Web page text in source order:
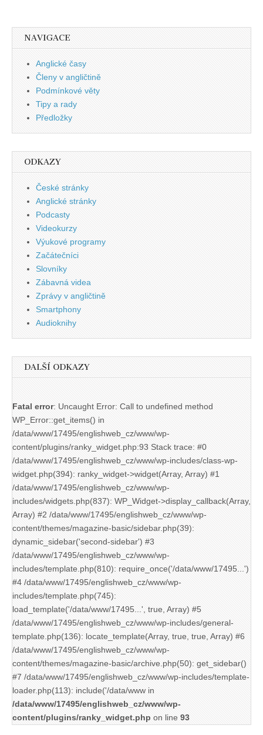
NAVIGACE
Anglické časy
Členy v angličtině
Podmínkové věty
Tipy a rady
Předložky
ODKAZY
České stránky
Anglické stránky
Podcasty
Videokurzy
Výukové programy
Začátečníci
Slovníky
Zábavná videa
Zprávy v angličtině
Smartphony
Audioknihy
DALŠÍ ODKAZY
Fatal error: Uncaught Error: Call to undefined method
WP_Error::get_items() in
/data/www/17495/englishweb_cz/www/wp-
content/plugins/ranky_widget.php:93 Stack trace: #0
/data/www/17495/englishweb_cz/www/wp-includes/class-wp-
widget.php(394): ranky_widget->widget(Array, Array) #1
/data/www/17495/englishweb_cz/www/wp-
includes/widgets.php(837): WP_Widget->display_callback(Array,
Array) #2 /data/www/17495/englishweb_cz/www/wp-
content/themes/magazine-basic/sidebar.php(39):
dynamic_sidebar('second-sidebar') #3
/data/www/17495/englishweb_cz/www/wp-
includes/template.php(810): require_once('/data/www/17495...')
#4 /data/www/17495/englishweb_cz/www/wp-
includes/template.php(745):
load_template('/data/www/17495...', true, Array) #5
/data/www/17495/englishweb_cz/www/wp-includes/general-
template.php(136): locate_template(Array, true, true, Array) #6
/data/www/17495/englishweb_cz/www/wp-
content/themes/magazine-basic/archive.php(50): get_sidebar()
#7 /data/www/17495/englishweb_cz/www/wp-includes/template-
loader.php(113): include('/data/www in
/data/www/17495/englishweb_cz/www/wp-
content/plugins/ranky_widget.php on line 93